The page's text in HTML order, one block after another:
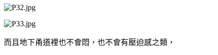
而且地下甬道裡也不會悶，也不會有壓迫感之類，